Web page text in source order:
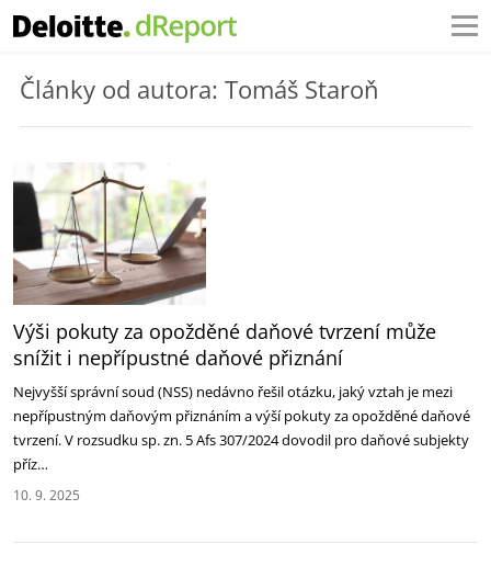
Články od autora: Tomáš Staroň
Výši pokuty za opožděné daňové tvrzení může
snížit i nepřípustné daňové přiznání ‎
Nejvyšší správní soud (NSS) nedávno řešil otázku, jaký vztah je mezi
nepřípustným daňovým přiznáním ‎a výší pokuty za opožděné daňové
tvrzení. V rozsudku sp. zn. 5 Afs 307/2024 dovodil pro daňové ‎subjekty
příz…
10. 9. 2025